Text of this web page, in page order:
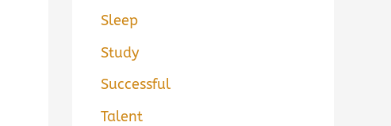
Sleep
Study
Successful
Talent